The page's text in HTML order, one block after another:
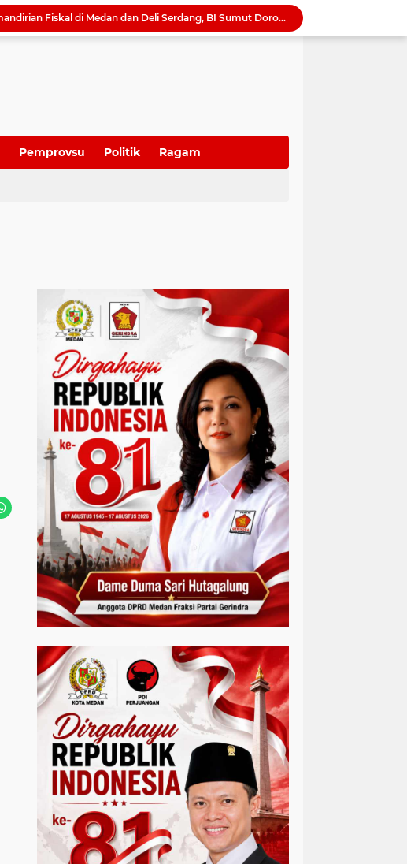
QRESTO Kemandirian Fiskal di Medan dan Deli Serdang, BI Sumut Dorong PAD Naik Tanpa Menaikkan Pajak
Ekonomi Global Melambat, BI Optimistis Ekonomi Sumut 2026 Tumbuh hingga 5,7 Persen
QRESTO Jadi Andalan Medan di APEKSI Leadership Dialogue 2026, Digitalisasi Pajak Restoran Diklaim Pertama di Indonesia
Pemprovsu Politik Ragam